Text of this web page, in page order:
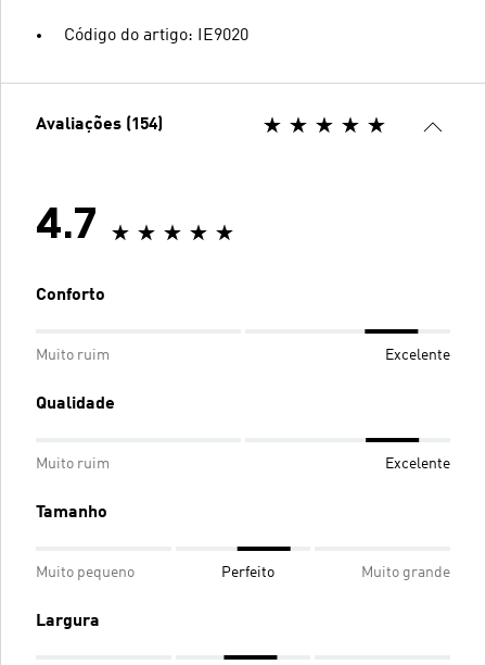
Código do artigo: IE9020
Avaliações (154)
4.7
Conforto
Muito ruim Excelente
Qualidade
Muito ruim Excelente
Tamanho
Muito pequeno Perfeito Muito grande
Largura